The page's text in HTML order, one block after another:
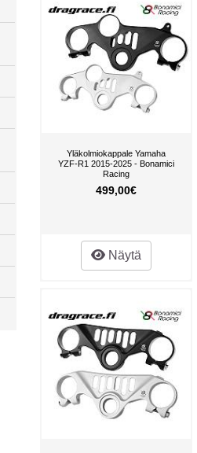
Yläkolmiokappale Yamaha
YZF-R1 2015-2025 - Bonamici
Racing
499,00€
Näytä